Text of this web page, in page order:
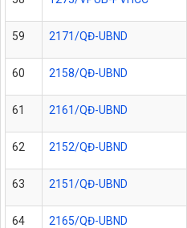
59 2171/QĐ-UBND
60 2158/QĐ-UBND
61 2161/QĐ-UBND
62 2152/QĐ-UBND
63 2151/QĐ-UBND
64 2165/QĐ-UBND